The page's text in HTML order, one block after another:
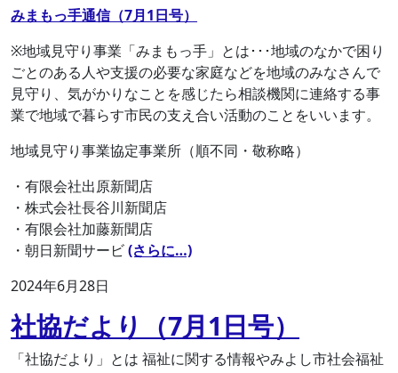
みまもっ手通信（7月1日号）
※地域見守り事業「みまもっ手」とは･･･地域のなかで困り
ごとのある人や支援の必要な家庭などを地域のみなさんで
見守り、気がかりなことを感じたら相談機関に連絡する事
業で地域で暮らす市民の支え合い活動のことをいいます。
地域見守り事業協定事業所（順不同・敬称略）
・有限会社出原新聞店
・株式会社長谷川新聞店
・有限会社加藤新聞店
・朝日新聞サービ(さらに…)
2024年6月28日
社協だより（7月1日号）
「社協だより」とは 福祉に関する情報やみよし市社会福祉